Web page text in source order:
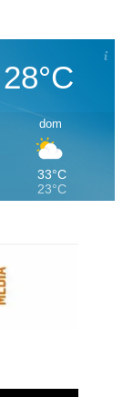
28°C
dom
33°C
23°C